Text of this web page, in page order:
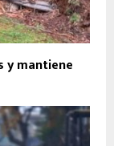
y mantiene